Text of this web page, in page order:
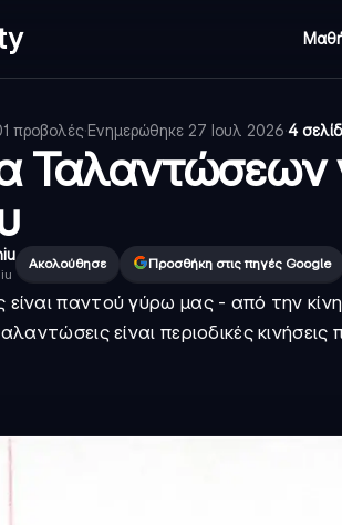
προβολές·Ενημερώθηκε 27 Ιουλ 2026·4
Ταλαντώσεων
Ακολούθησε Προσθήκη στις πηγές Google
παντού γύρω μας - από την
είναι περιοδικές